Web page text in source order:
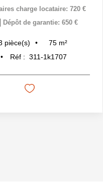
charge locataire: 720 €
Dépôt de garantie: 650 €
pièce(s) 75 m²
Réf : 311-1k1707